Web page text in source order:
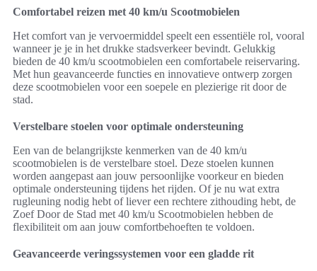
Comfortabel reizen met 40 km/u Scootmobielen
Het comfort van je vervoermiddel speelt een essentiële rol, vooral
wanneer je je in het drukke stadsverkeer bevindt. Gelukkig
bieden de 40 km/u scootmobielen een comfortabele reiservaring.
Met hun geavanceerde functies en innovatieve ontwerp zorgen
deze scootmobielen voor een soepele en plezierige rit door de
stad.
Verstelbare stoelen voor optimale ondersteuning
Een van de belangrijkste kenmerken van de 40 km/u
scootmobielen is de verstelbare stoel. Deze stoelen kunnen
worden aangepast aan jouw persoonlijke voorkeur en bieden
optimale ondersteuning tijdens het rijden. Of je nu wat extra
rugleuning nodig hebt of liever een rechtere zithouding hebt, de
Zoef Door de Stad met 40 km/u Scootmobielen hebben de
flexibiliteit om aan jouw comfortbehoeften te voldoen.
Geavanceerde veringssystemen voor een gladde rit